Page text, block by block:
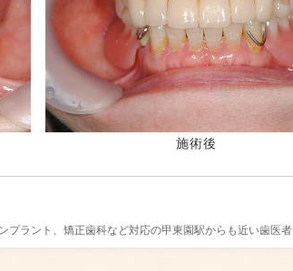
施術後
プラント、矯正歯科など対応の甲東園駅からも近い歯医者